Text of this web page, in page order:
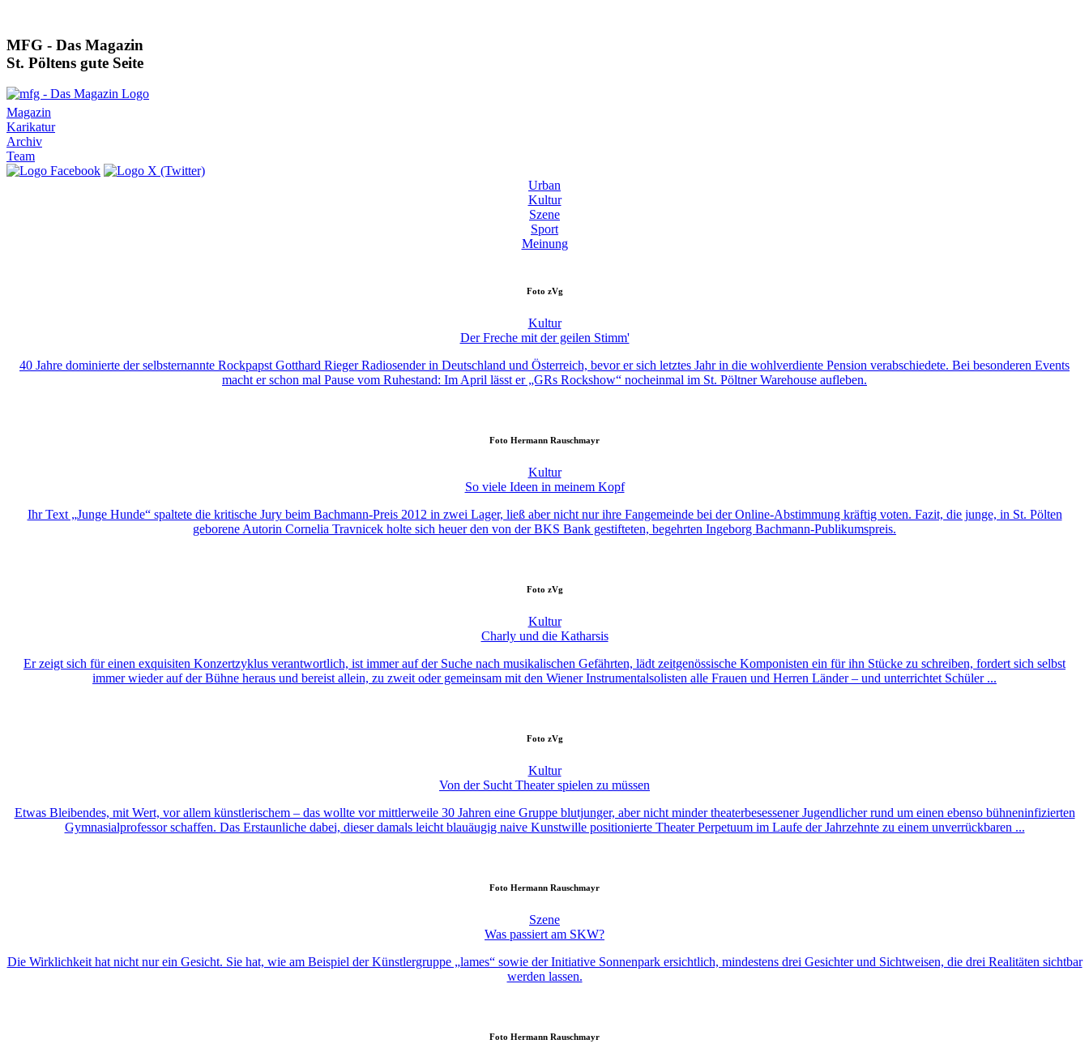
MFG - Das Magazin
St. Pöltens gute Seite
Magazin
Karikatur
Archiv
Team
Urban
Kultur
Szene
Sport
Meinung
Foto zVg
Kultur
Der Freche mit der geilen Stimm'
40 Jahre dominierte der selbsternannte Rockpapst Gotthard Rieger Radiosender in Deutschland und Österreich, bevor er sich letztes Jahr in die wohlverdiente Pension verabschiedete. Bei besonderen Events
macht er schon mal Pause vom Ruhestand: Im April lässt er „GRs Rockshow“ nocheinmal im St. Pöltner Warehouse aufleben.
Foto Hermann Rauschmayr
Kultur
So viele Ideen in meinem Kopf
Ihr Text „Junge Hunde“ spaltete die kritische Jury beim Bachmann-Preis 2012 in zwei Lager, ließ aber nicht nur ihre Fangemeinde bei der Online-Abstimmung kräftig voten. Fazit, die junge, in St. Pölten
geborene Autorin Cornelia Travnicek holte sich heuer den von der BKS Bank gestifteten, begehrten Ingeborg Bachmann-Publikumspreis.
Foto zVg
Kultur
Charly und die Katharsis
Er zeigt sich für einen exquisiten Konzertzyklus verantwortlich, ist immer auf der Suche nach musikalischen Gefährten, lädt zeitgenössische Komponisten ein für ihn Stücke zu schreiben, fordert sich selbst
immer wieder auf der Bühne heraus und bereist allein, zu zweit oder gemeinsam mit den Wiener Instrumentalsolisten alle Frauen und Herren Länder – und unterrichtet Schüler ...
Foto zVg
Kultur
Von der Sucht Theater spielen zu müssen
Etwas Bleibendes, mit Wert, vor allem künstlerischem – das wollte vor mittlerweile 30 Jahren eine Gruppe blutjunger, aber nicht minder theaterbesessener Jugendlicher rund um einen ebenso bühneninfizierten
Gymnasialprofessor schaffen. Das Erstaunliche dabei, dieser damals leicht blauäugig naive Kunstwille positionierte Theater Perpetuum im Laufe der Jahrzehnte zu einem unverrückbaren ...
Foto Hermann Rauschmayr
Szene
Was passiert am SKW?
Die Wirklichkeit hat nicht nur ein Gesicht. Sie hat, wie am Beispiel der Künstlergruppe „lames“ sowie der Initiative Sonnenpark ersichtlich, mindestens drei Gesichter und Sichtweisen, die drei Realitäten sichtbar
werden lassen.
Foto Hermann Rauschmayr